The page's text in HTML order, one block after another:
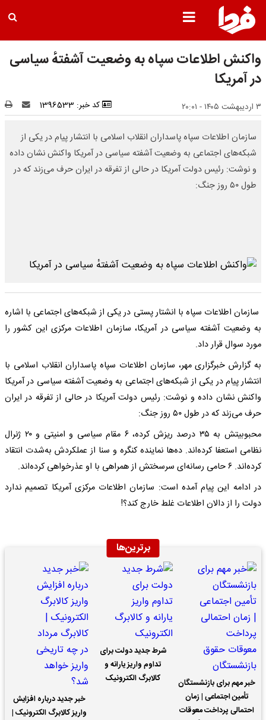
واکنش اطلاعات سپاه به وضعیت آشفتهٔ سیاسی
در آمریکا
۳ اردیبهشت ۱۴۰۵ - ۲۰:۰۱ کد خبر: 1396533
سازمان اطلاعات سپاه پاسداران انقلاب اسلامی با انتشار پیام در یکی از
شبکه‌های اجتماعی به وضعیت آشفته سیاسی در آمریکا واکنش نشان داده
و نوشت: رئیس دولت آمریکا در حالی از تفرقه در ایران حرف می‌زند که در
طول ۵۰ روز جنگ:
سازمان اطلاعات سپاه با انشتار پستی در یکی از شبکه‌های اجتماعی با اشاره
به وضعیت آشفته سیاسی در آمریکا، سازمان اطلاعات مرکزی این کشور را
مورد سوال قرار داد.
به گزارش خبرگزاری مهر، سازمان اطلاعات سپاه پاسداران انقلاب اسلامی با
انتشار پیام در یکی از شبکه‌های اجتماعی به وضعیت آشفته سیاسی در آمریکا
واکنش نشان داده و نوشت: رئیس دولت آمریکا در حالی از تفرقه در ایران
حرف می‌زند که در طول ۵۰ روز جنگ:
محبوبیتش به ۳۵ درصد ریزش کرده، ۶ مقام سیاسی و امنیتی و ۲۰ ژنرال
نظامی استعفا کرده‌اند. ده‌ها نماینده کنگره و سنا از عملکردش به‌شدت انتقاد
کرده‌اند. ۶ حامی رسانه‌ای سرسختش از همراهی با او عذرخواهی کرده‌اند.
در ادامه این پیام آمده است: سازمان اطلاعات مرکزی آمریکا تصمیم ندارد
دولت را از دالان اطلاعات غلط خارج کند؟!
برترین‌ها
خبر مهم برای بازنشستگان
تأمین اجتماعی | زمان
احتمالی پرداخت معوقات
شرط جدید دولت برای
تداوم واریز یارانه و
کالابرگ الکترونیک
خبر جدید درباره افزایش
واریز کالابرگ الکترونیک |